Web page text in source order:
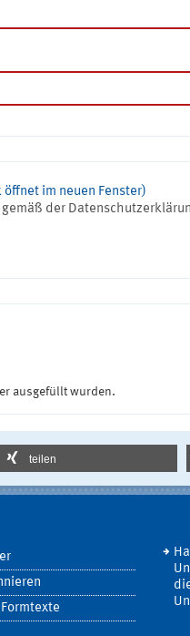
im neuen Fenster)
der
ausgefüllt wurden.
teilen